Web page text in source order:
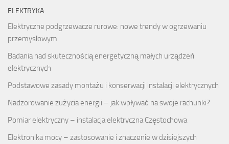
ELEKTRYKA
Elektryczne podgrzewacze rurowe: nowe trendy w ogrzewaniu
przemysłowym
Badania nad skutecznością energetyczną małych urządzeń
elektrycznych
Podstawowe zasady montażu i konserwacji instalacji elektrycznych
Nadzorowanie zużycia energii – jak wpływać na swoje rachunki?
Pomiar elektryczny – instalacja elektryczna Częstochowa
Elektronika mocy – zastosowanie i znaczenie w dzisiejszych